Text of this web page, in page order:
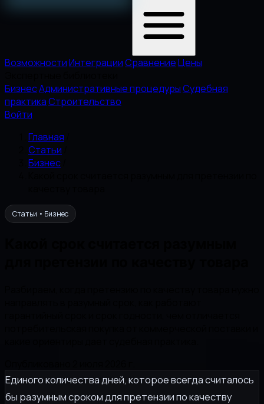
ВозможностиИнтеграцииСравнениеЦены
БизнесАдминистративные процедурыСудебная
практикаСтроительство
Войти
Главная
Статьи
Бизнес
Статьи • Бизнес
Единого количества дней, которое всегда считалось
бы разумным сроком для претензии по качеству